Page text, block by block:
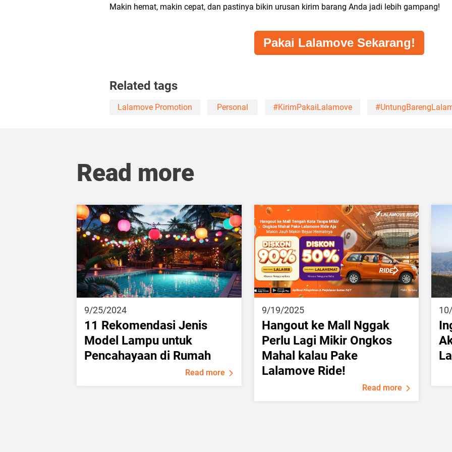
Makin hemat, makin cepat, dan pastinya bikin urusan kirim barang Anda jadi lebih gampang!
Pakai Lalamove Sekarang!
Related tags
Lalamove Promotion Personal #KirimPakaiLalamove
Read more
9/25/2024
11 Rekomendasi Jenis
Model Lampu untuk
Pencahayaan di Rumah
Read more
9/19/2025
Hangout ke Mall Nggak
Perlu Lagi Mikir Ongkos
Mahal kalau Pake
Lalamove Ride!
Read more